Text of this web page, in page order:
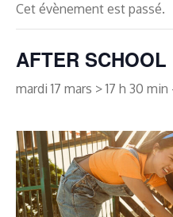
Cet évènement est passé.
AFTER SCHOOL
mardi 17 mars > 17 h 30 min